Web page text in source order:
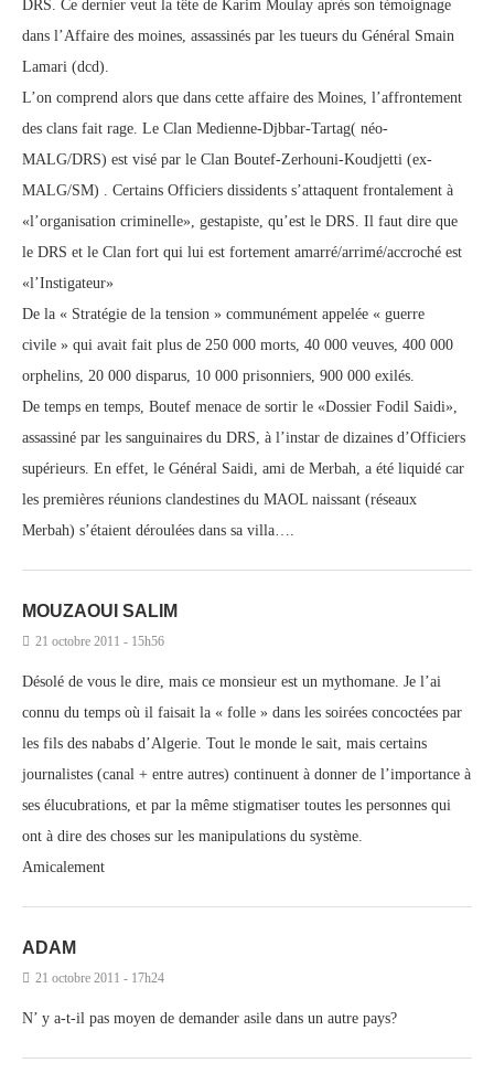
DRS. Ce dernier veut la tête de Karim Moulay après son témoignage
dans l’Affaire des moines, assassinés par les tueurs du Général Smain
Lamari (dcd).
L’on comprend alors que dans cette affaire des Moines, l’affrontement
des clans fait rage. Le Clan Medienne-Djbbar-Tartag( néo-
MALG/DRS) est visé par le Clan Boutef-Zerhouni-Koudjetti (ex-
MALG/SM) . Certains Officiers dissidents s’attaquent frontalement à
«l’organisation criminelle», gestapiste, qu’est le DRS. Il faut dire que
le DRS et le Clan fort qui lui est fortement amarré/arrimé/accroché est
«l’Instigateur»
De la « Stratégie de la tension » communément appelée « guerre
civile » qui avait fait plus de 250 000 morts, 40 000 veuves, 400 000
orphelins, 20 000 disparus, 10 000 prisonniers, 900 000 exilés.
De temps en temps, Boutef menace de sortir le «Dossier Fodil Saidi»,
assassiné par les sanguinaires du DRS, à l’instar de dizaines d’Officiers
supérieurs. En effet, le Général Saidi, ami de Merbah, a été liquidé car
les premières réunions clandestines du MAOL naissant (réseaux
Merbah) s’étaient déroulées dans sa villa….
MOUZAOUI SALIM
21 octobre 2011 - 15h56
Désolé de vous le dire, mais ce monsieur est un mythomane. Je l’ai
connu du temps où il faisait la « folle » dans les soirées concoctées par
les fils des nababs d’Algerie. Tout le monde le sait, mais certains
journalistes (canal + entre autres) continuent à donner de l’importance à
ses élucubrations, et par la même stigmatiser toutes les personnes qui
ont à dire des choses sur les manipulations du système.
Amicalement
ADAM
21 octobre 2011 - 17h24
N’ y a-t-il pas moyen de demander asile dans un autre pays?